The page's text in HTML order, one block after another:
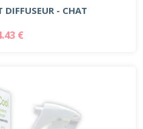
DIFFUSEUR - CHAT
€